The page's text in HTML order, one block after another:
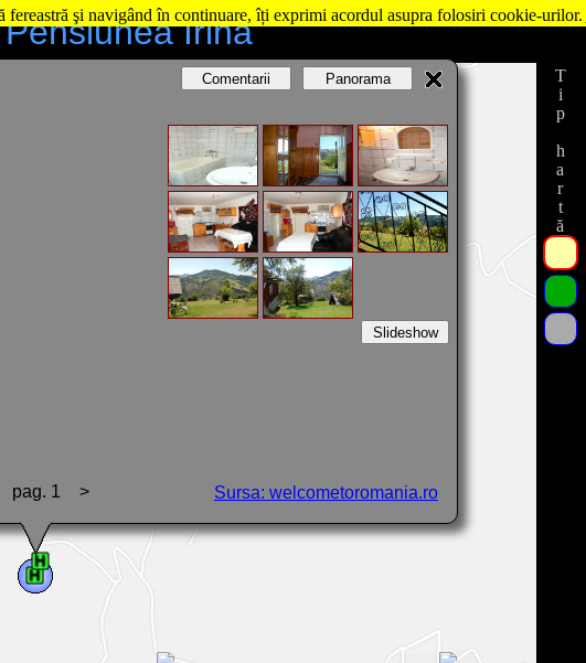
fereastră şi navigând în continuare, îți exprimi acordul asupra folosiri cookie-urilor.
Irina
Sursa: welcometoromania.ro
Slideshow
Comentarii Panorama
pag. 1 >
Tip hartă